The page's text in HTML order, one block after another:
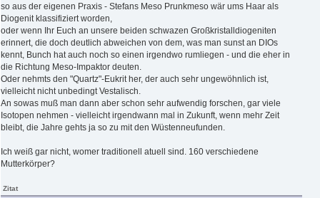
so aus der eigenen Praxis - Stefans Meso Prunkmeso wär ums Haar als
Diogenit klassifiziert worden,
oder wenn Ihr Euch an unsere beiden schwazen Großkristalldiogeniten
erinnert, die doch deutlich abweichen von dem, was man sunst an DIOs
kennt, Bunch hat auch noch so einen irgendwo rumliegen - und die eher in
die Richtung Meso-Impaktor deuten.
Oder nehmts den "Quartz"-Eukrit her, der auch sehr ungewöhnlich ist,
vielleicht nicht unbedingt Vestalisch.
An sowas muß man dann aber schon sehr aufwendig forschen, gar viele
Isotopen nehmen - vielleicht irgendwann mal in Zukunft, wenn mehr Zeit
bleibt, die Jahre gehts ja so zu mit den Wüstenneufunden.
Ich weiß gar nicht, womer traditionell atuell sind. 160 verschiedene
Mutterkörper?
Zitat